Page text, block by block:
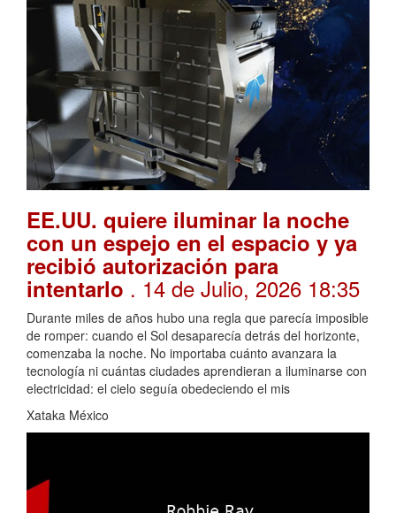
EE.UU. quiere iluminar la noche
con un espejo en el espacio y ya
recibió autorización para
intentarlo . 14 de Julio, 2026 18:35
Durante miles de años hubo una regla que parecía imposible
de romper: cuando el Sol desaparecía detrás del horizonte,
comenzaba la noche. No importaba cuánto avanzara la
tecnología ni cuántas ciudades aprendieran a iluminarse con
electricidad: el cielo seguía obedeciendo el mis
Xataka México